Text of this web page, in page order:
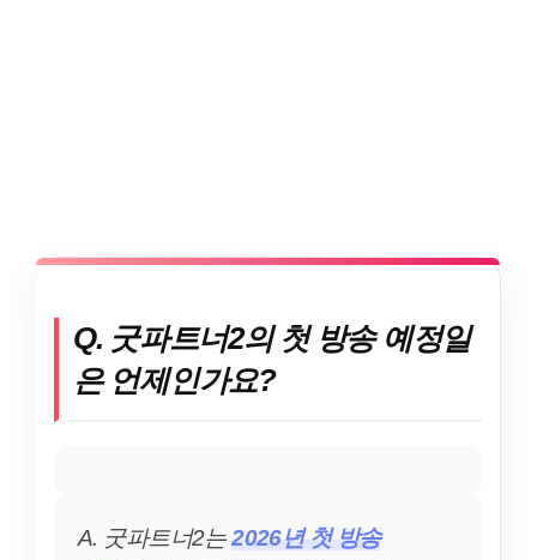
Q. 굿파트너2의 첫 방송 예정일
은 언제인가요?
A. 굿파트너2는2026년 첫 방송